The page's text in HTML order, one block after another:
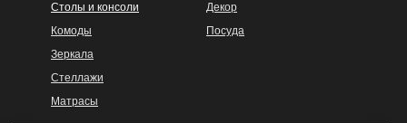
Декор
Посуда
Столы и консоли
Комоды
Зеркала
Стеллажи
Матрасы